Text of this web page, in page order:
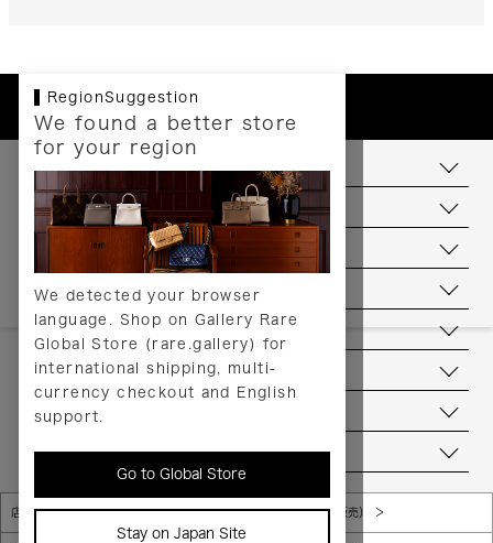
RegionSuggestion
We found a better store
for your region
We detected your browser
language. Shop on Gallery Rare
Global Store (rare.gallery) for
international shipping, multi-
currency checkout and English
support.
Go to Global Store
Stay on Japan Site
お支払いについて
配送について
送料について
返品について
ヘルプ
お問い合わせ
当店について
店舗一覧 販売規約（店頭販売）